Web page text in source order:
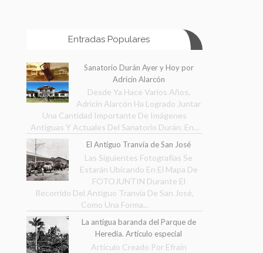
Entradas Populares
Sanatorio Durán Ayer y Hoy por
Adricín Alarcón
Desde Ya Hace Varios Años,
Adricín Alarcón Ha Logrado Juntar
Una Cantidad Importante De Imágenes
Antiguas Y Actuales Del Sanatorio Durán. En...
El Antiguo Tranvía de San José
Las Siguientes Fotografías Se
Estarán Ubicando En El Mapa De
FOTOJUNTIN Durante El
Recorrido Del Antiguo Tranvía De San José,
Como Una Forma...
La antigua baranda del Parque de
Heredia. Artículo especial
Artículo Creado Por Efraín